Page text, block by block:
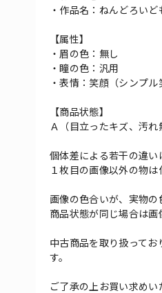
・作品名：ねんどろいど
【属性】
・眉の色：無し
・瞳の色：汎用
・表情：笑顔（シンプル
【商品状態】
Ａ（目立ったキズ、汚れ
個体差による若干の違い
１枚目の画像以外の物は
画像の色合いが、実物の
商品状態が同じ場合は画
中古商品を取り扱って
す。
ご了承の上お買い求めい